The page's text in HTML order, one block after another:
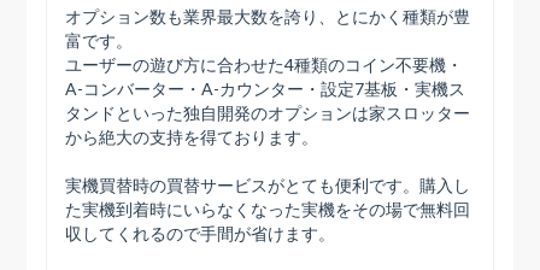
オプション数も業界最大数を誇り、とにかく種類が豊
富です。
ユーザーの遊び方に合わせた4種類のコイン不要機・
A-コンバーター・A-カウンター・設定7基板・実機ス
タンドといった独自開発のオプションは家スロッター
から絶大の支持を得ております。
実機買替時の買替サービスがとても便利です。購入し
た実機到着時にいらなくなった実機をその場で無料回
収してくれるので手間が省けます。